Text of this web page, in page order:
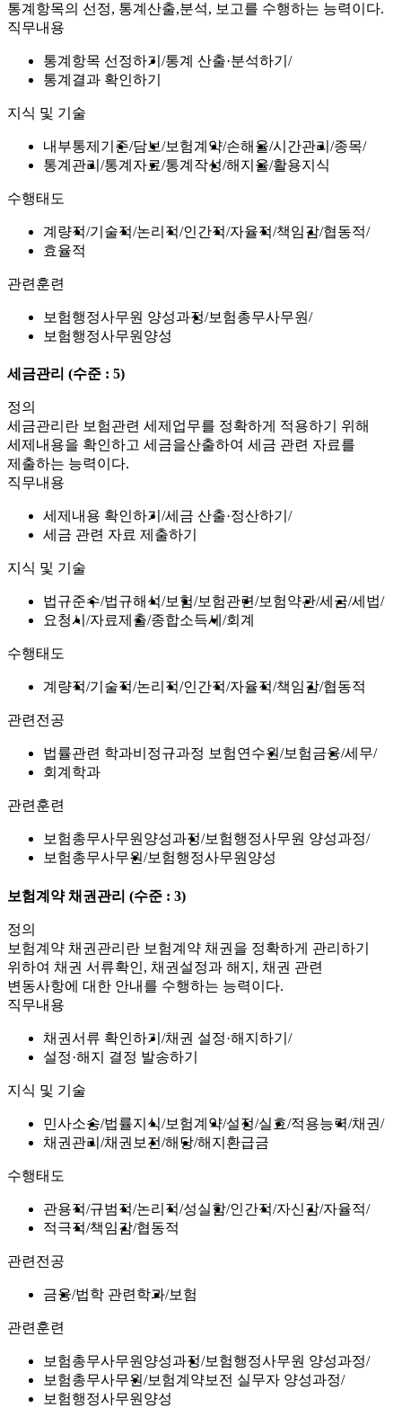
통계항목의 선정, 통계산출,분석, 보고를 수행하는 능력이다.
직무내용
통계항목 선정하기
통계 산출·분석하기
통계결과 확인하기
지식 및 기술
내부통제기준 담보 보험계약 손해율 시간관리 종목
통계관리 통계자료 통계작성 해지율 활용지식
수행태도
계량적 기술적 논리적 인간적 자율적 책임감 협동적
효율적
관련훈련
보험행정사무원 양성과정 보험총무사무원
보험행정사무원양성
세금관리 (수준 : 5)
정의
세금관리란 보험관련 세제업무를 정확하게 적용하기 위해
세제내용을 확인하고 세금을산출하여 세금 관련 자료를
제출하는 능력이다.
직무내용
세제내용 확인하기
세금 산출·정산하기
세금 관련 자료 제출하기
지식 및 기술
법규준수 법규해석 보험 보험관련 보험약관 세금 세법
요청시 자료제출 종합소득세 회계
수행태도
계량적 기술적 논리적 인간적 자율적 책임감 협동적
관련전공
법률관련 학과비정규과정 보험연수원 보험금융 세무
회계학과
관련훈련
보험총무사무원양성과정 보험행정사무원 양성과정
보험총무사무원 보험행정사무원양성
보험계약 채권관리 (수준 : 3)
정의
보험계약 채권관리란 보험계약 채권을 정확하게 관리하기
위하여 채권 서류확인, 채권설정과 해지, 채권 관련
변동사항에 대한 안내를 수행하는 능력이다.
직무내용
채권서류 확인하기
채권 설정·해지하기
설정·해지 결정 발송하기
지식 및 기술
민사소송 법률지식 보험계약 설정 실효 적용능력 채권
채권관리 채권보전 해당 해지환급금
수행태도
관용적 규범적 논리적 성실함 인간적 자신감 자율적
적극적 책임감 협동적
관련전공
금융 법학 관련학과 보험
관련훈련
보험총무사무원양성과정 보험행정사무원 양성과정
보험총무사무원 보험계약보전 실무자 양성과정
보험행정사무원양성